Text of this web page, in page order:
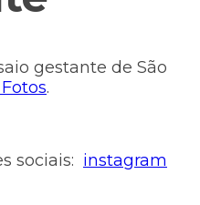
gestante de São
.
sociais: instagram